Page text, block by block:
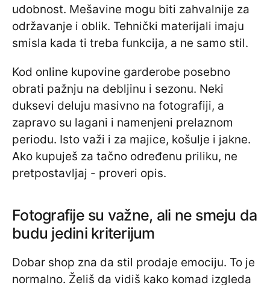
udobnost. Mešavine mogu biti zahvalnije za
održavanje i oblik. Tehnički materijali imaju
smisla kada ti treba funkcija, a ne samo stil.
Kod online kupovine garderobe posebno
obrati pažnju na debljinu i sezonu. Neki
duksevi deluju masivno na fotografiji, a
zapravo su lagani i namenjeni prelaznom
periodu. Isto važi i za majice, košulje i jakne.
Ako kupuješ za tačno određenu priliku, ne
pretpostavljaj - proveri opis.
Fotografije su važne, ali ne smeju da
budu jedini kriterijum
Dobar shop zna da stil prodaje emociju. To je
normalno. Želiš da vidiš kako komad izgleda